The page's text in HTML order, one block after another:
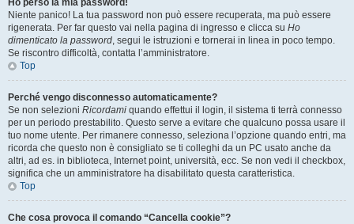
Ho perso la mia password!
Niente panico! La tua password non può essere recuperata, ma può essere
rigenerata. Per far questo vai nella pagina di ingresso e clicca su Ho
dimenticato la password, segui le istruzioni e tornerai in linea in poco tempo.
Se riscontro difficoltà, contatta l’amministratore.
Top
Perché vengo disconnesso automaticamente?
Se non selezioni Ricordami quando effettui il login, il sistema ti terrà connesso
per un periodo prestabilito. Questo serve a evitare che qualcuno possa usare il
tuo nome utente. Per rimanere connesso, seleziona l’opzione quando entri, ma
ricorda che questo non è consigliato se ti colleghi da un PC usato anche da
altri, ad es. in biblioteca, Internet point, università, ecc. Se non vedi il checkbox,
significa che un amministratore ha disabilitato questa caratteristica.
Top
Che cosa provoca il comando “Cancella cookie”?